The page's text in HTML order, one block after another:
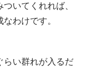
いてくれれば、
わけです。
らい群れが入るだ